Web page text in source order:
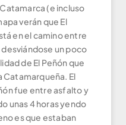
(e incluso
verán que El
en el camino entre
un poco
de El Peñón que
Catamarqueña. El
fue entre asfalto y
unas 4 horas yendo
es que estaban